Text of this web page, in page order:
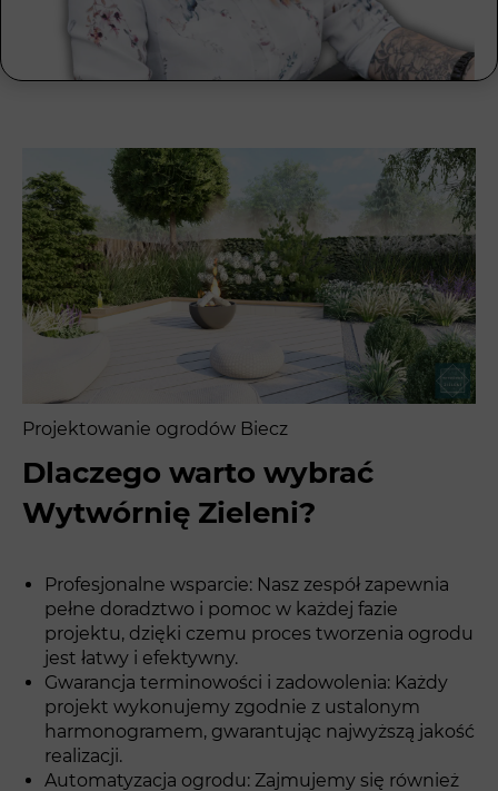
Projektowanie ogrodów Biecz
Dlaczego warto wybrać
Wytwórnię Zieleni?
Profesjonalne wsparcie: Nasz zespół zapewnia
pełne doradztwo i pomoc w każdej fazie
projektu, dzięki czemu proces tworzenia ogrodu
jest łatwy i efektywny.
Gwarancja terminowości i zadowolenia: Każdy
projekt wykonujemy zgodnie z ustalonym
harmonogramem, gwarantując najwyższą jakość
realizacji.
Automatyzacja ogrodu: Zajmujemy się również